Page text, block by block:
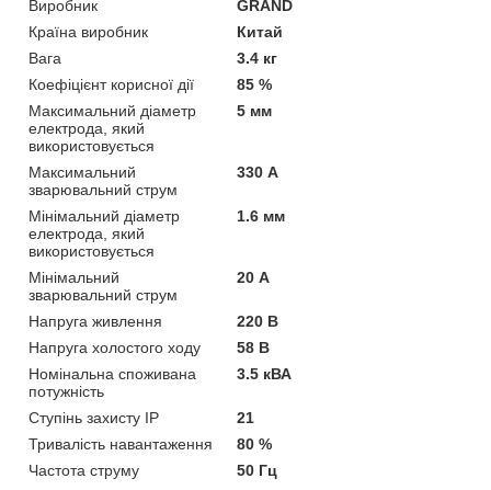
Виробник
GRAND
Країна виробник
Китай
Вага
3.4 кг
Коефіцієнт корисної дії
85 %
Максимальний діаметр
електрода, який
використовується
5 мм
Максимальний
зварювальний струм
330 А
Мінімальний діаметр
електрода, який
використовується
1.6 мм
Мінімальний
зварювальний струм
20 А
Напруга живлення
220 В
Напруга холостого ходу
58 В
Номінальна споживана
потужність
3.5 кВА
Ступінь захисту IP
21
Тривалість навантаження
80 %
Частота струму
50 Гц